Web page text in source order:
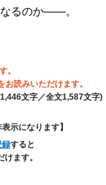
るのか――。
。
お読みいただけます。
文字／全文1,587文字)
示になります】
録すると
ます。